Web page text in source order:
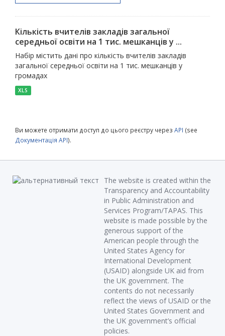
Кількість вчителів закладів загальної
середньої освіти на 1 тис. мешканців у ...
Набір містить дані про кількість вчителів закладів
загальної середньої освіти на 1 тис. мешканців у
громадах
XLS
Ви можете отримати доступ до цього реєстру через API (see
Документація API).
The website is created within the
Transparency and Accountability
in Public Administration and
Services Program/TAPAS. This
website is made possible by the
generous support of the
American people through the
United States Agency for
International Development
(USAID) alongside UK aid from
the UK government. The
contents do not necessarily
reflect the views of USAID or the
United States Government and
the UK government’s official
policies.